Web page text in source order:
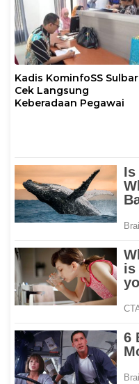
Kadis KominfoSS Sulbar
Cek Langsung
Keberadaan Pegawai